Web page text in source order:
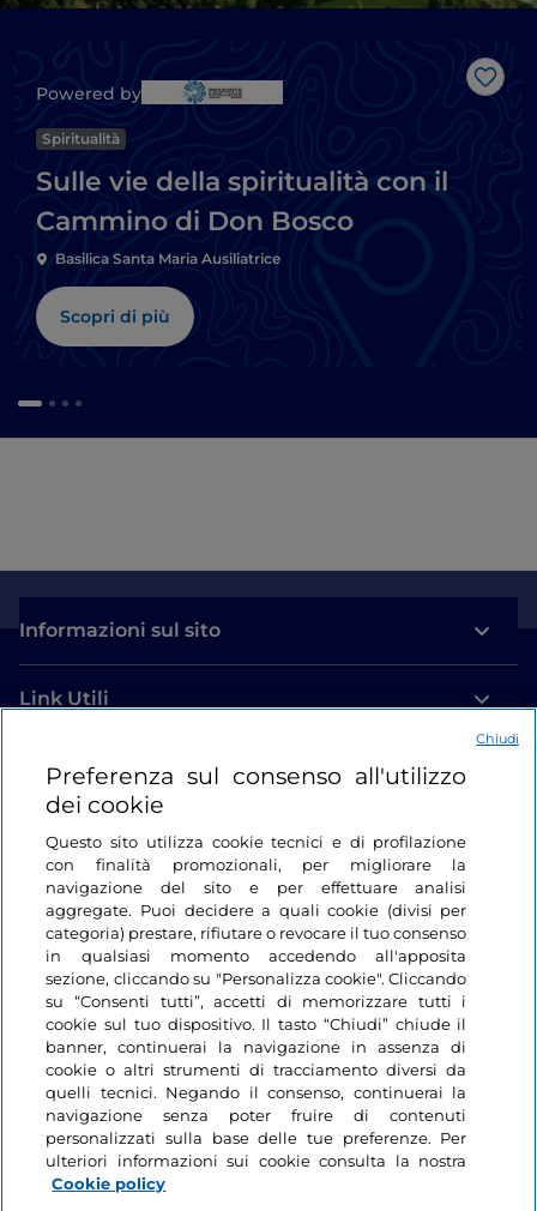
Like
Powered by
Spiritualità
Sulle vie della spiritualità con il
Cammino di Don Bosco
Basilica Santa Maria Ausiliatrice
Scopri di più
Informazioni sul sito
Link Utili
Login
Restiamo in contatto
Preferenza sul consenso all'utilizzo
dei cookie
Questo sito utilizza cookie tecnici e di profilazione
con finalità promozionali, per migliorare la
navigazione del sito e per effettuare analisi
aggregate. Puoi decidere a quali cookie (divisi per
categoria) prestare, rifiutare o revocare il tuo consenso
in qualsiasi momento accedendo all'apposita
sezione, cliccando su "Personalizza cookie". Cliccando
su “Consenti tutti”, accetti di memorizzare tutti i
cookie sul tuo dispositivo. Il tasto “Chiudi” chiude il
banner, continuerai la navigazione in assenza di
cookie o altri strumenti di tracciamento diversi da
quelli tecnici. Negando il consenso, continuerai la
navigazione senza poter fruire di contenuti
personalizzati sulla base delle tue preferenze. Per
ulteriori informazioni sui cookie consulta la nostra
Cookie policy
Chiudi